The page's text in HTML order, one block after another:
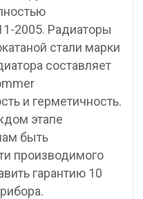
2005. Радиаторы
стали марки
составляет
и герметичность.
этапе
быть
производимого
гарантию 10